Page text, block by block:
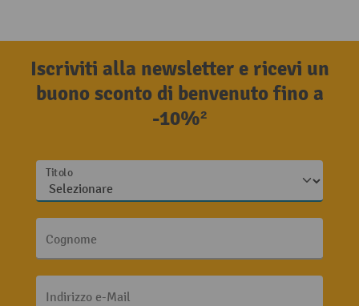
Iscriviti alla newsletter e ricevi un
buono sconto di benvenuto fino a
-10%²
Titolo
Cognome
Indirizzo e-Mail